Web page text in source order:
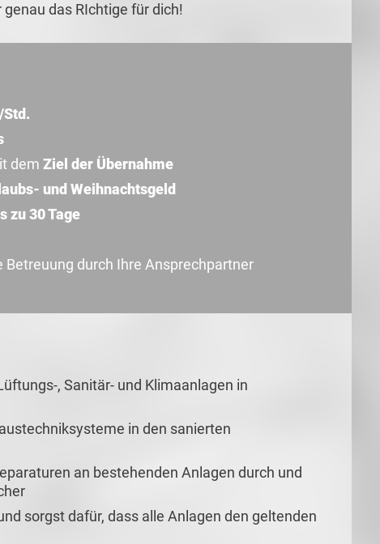
genau das RIchtige für dich!
Std.
dem Ziel der Übernahme
und Weihnachtsgeld
zu 30 Tage
durch Ihre Ansprechpartner
, Sanitär- und Klimaanlagen in
in den sanierten
an bestehenden Anlagen durch und
sorgst dafür, dass alle Anlagen den geltenden